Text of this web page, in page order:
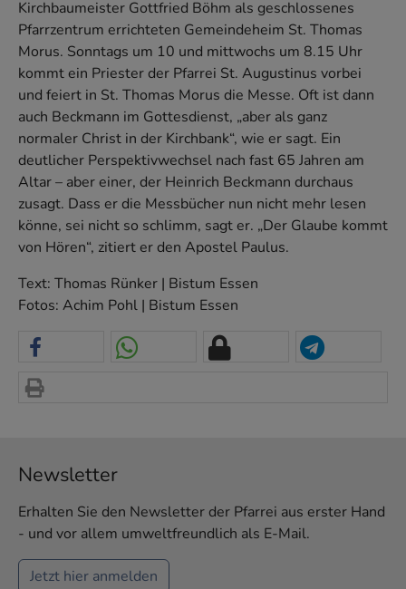
Kirchbaumeister Gottfried Böhm als geschlossenes
Pfarrzentrum errichteten Gemeindeheim St. Thomas
Morus. Sonntags um 10 und mittwochs um 8.15 Uhr
kommt ein Priester der Pfarrei St. Augustinus vorbei
und feiert in St. Thomas Morus die Messe. Oft ist dann
auch Beckmann im Gottesdienst, „aber als ganz
normaler Christ in der Kirchbank“, wie er sagt. Ein
deutlicher Perspektivwechsel nach fast 65 Jahren am
Altar – aber einer, der Heinrich Beckmann durchaus
zusagt. Dass er die Messbücher nun nicht mehr lesen
könne, sei nicht so schlimm, sagt er. „Der Glaube kommt
von Hören“, zitiert er den Apostel Paulus.
Text: Thomas Rünker | Bistum Essen
Fotos: Achim Pohl | Bistum Essen
Newsletter
Erhalten Sie den Newsletter der Pfarrei aus erster Hand
- und vor allem umweltfreundlich als E-Mail.
Jetzt hier anmelden